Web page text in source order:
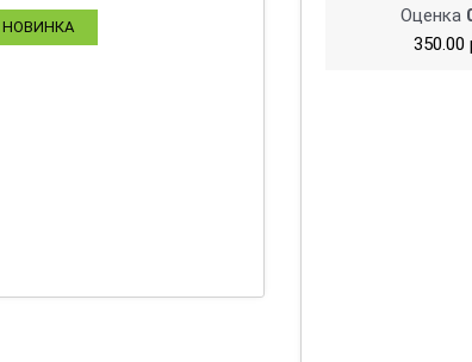
НОВИНКА
Оценка
350.00